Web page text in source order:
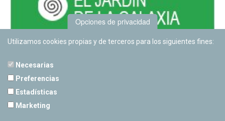
Opciones de privacidad
Utilizamos cookies propias y de terceros para los siguientes fines:
Necesarias
Preferencias
Estadísticas
Marketing